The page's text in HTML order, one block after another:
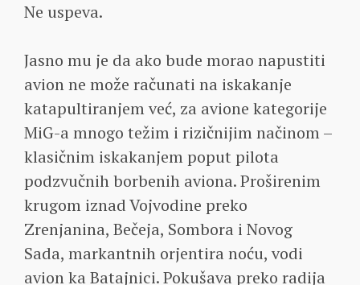
Ne uspeva.
Jasno mu je da ako bude morao napustiti
avion ne može računati na iskakanje
katapultiranjem već, za avione kategorije
MiG-a mnogo težim i rizičnijim načinom –
klasičnim iskakanjem poput pilota
podzvučnih borbenih aviona. Proširenim
krugom iznad Vojvodine preko
Zrenjanina, Bečeja, Sombora i Novog
Sada, markantnih orjentira noću, vodi
avion ka Batajnici. Pokušava preko radija